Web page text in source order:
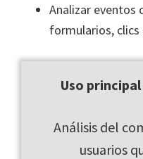
Analizar eventos
formularios, clics
Uso
Análisis del
usuarios